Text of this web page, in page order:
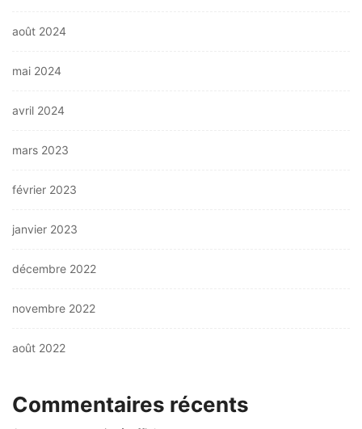
août 2024
mai 2024
avril 2024
mars 2023
février 2023
janvier 2023
décembre 2022
novembre 2022
août 2022
Commentaires récents